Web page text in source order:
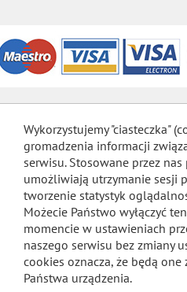
Wykorzystujemy "ciasteczka"
gromadzenia informacji
serwisu. Stosowane przez
umożliwiają utrzymanie sesji
tworzenie statystyk
Możecie Państwo wyłączyć
momencie w ustawieniach
naszego serwisu bez zmiany
cookies oznacza, że będą
Państwa urządzenia.